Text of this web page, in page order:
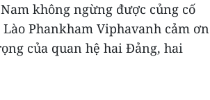
không ngừng được củng cố
Phankham Viphavanh cảm ơn
của quan hệ hai Đảng, hai